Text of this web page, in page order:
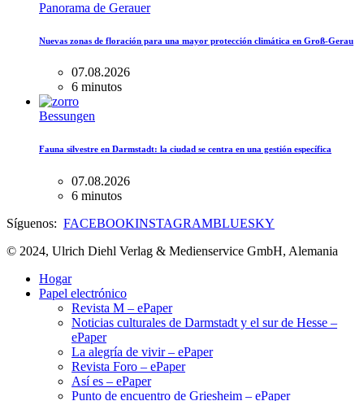
Panorama de Gerauer
Nuevas zonas de floración para una mayor protección climática en Groß-Gerau
07.08.2026
6 minutos
Bessungen
Fauna silvestre en Darmstadt: la ciudad se centra en una gestión específica
07.08.2026
6 minutos
Síguenos: FACEBOOKINSTAGRAMBLUESKY
© 2024, Ulrich Diehl Verlag & Medienservice GmbH, Alemania
Hogar
Papel electrónico
Revista M – ePaper
Noticias culturales de Darmstadt y el sur de Hesse –
ePaper
La alegría de vivir – ePaper
Revista Foro – ePaper
Así es – ePaper
Punto de encuentro de Griesheim – ePaper